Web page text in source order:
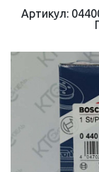
Артикул: